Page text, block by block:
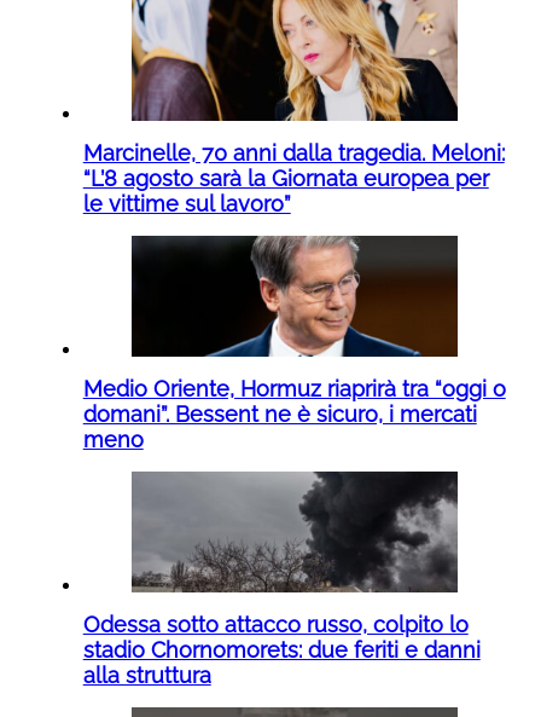
Marcinelle, 70 anni dalla tragedia. Meloni:
“L’8 agosto sarà la Giornata europea per
le vittime sul lavoro”
Medio Oriente, Hormuz riaprirà tra “oggi o
domani”. Bessent ne è sicuro, i mercati
meno
Odessa sotto attacco russo, colpito lo
stadio Chornomorets: due feriti e danni
alla struttura